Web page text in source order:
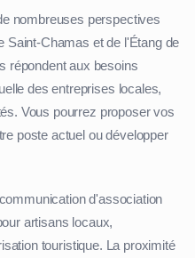
nombreuses perspectives
Saint-Chamas et de l'Étang de
répondent aux besoins
des entreprises locales,
Vous pourrez proposer vos
poste actuel ou développer
d'association
artisans locaux,
touristique. La proximité